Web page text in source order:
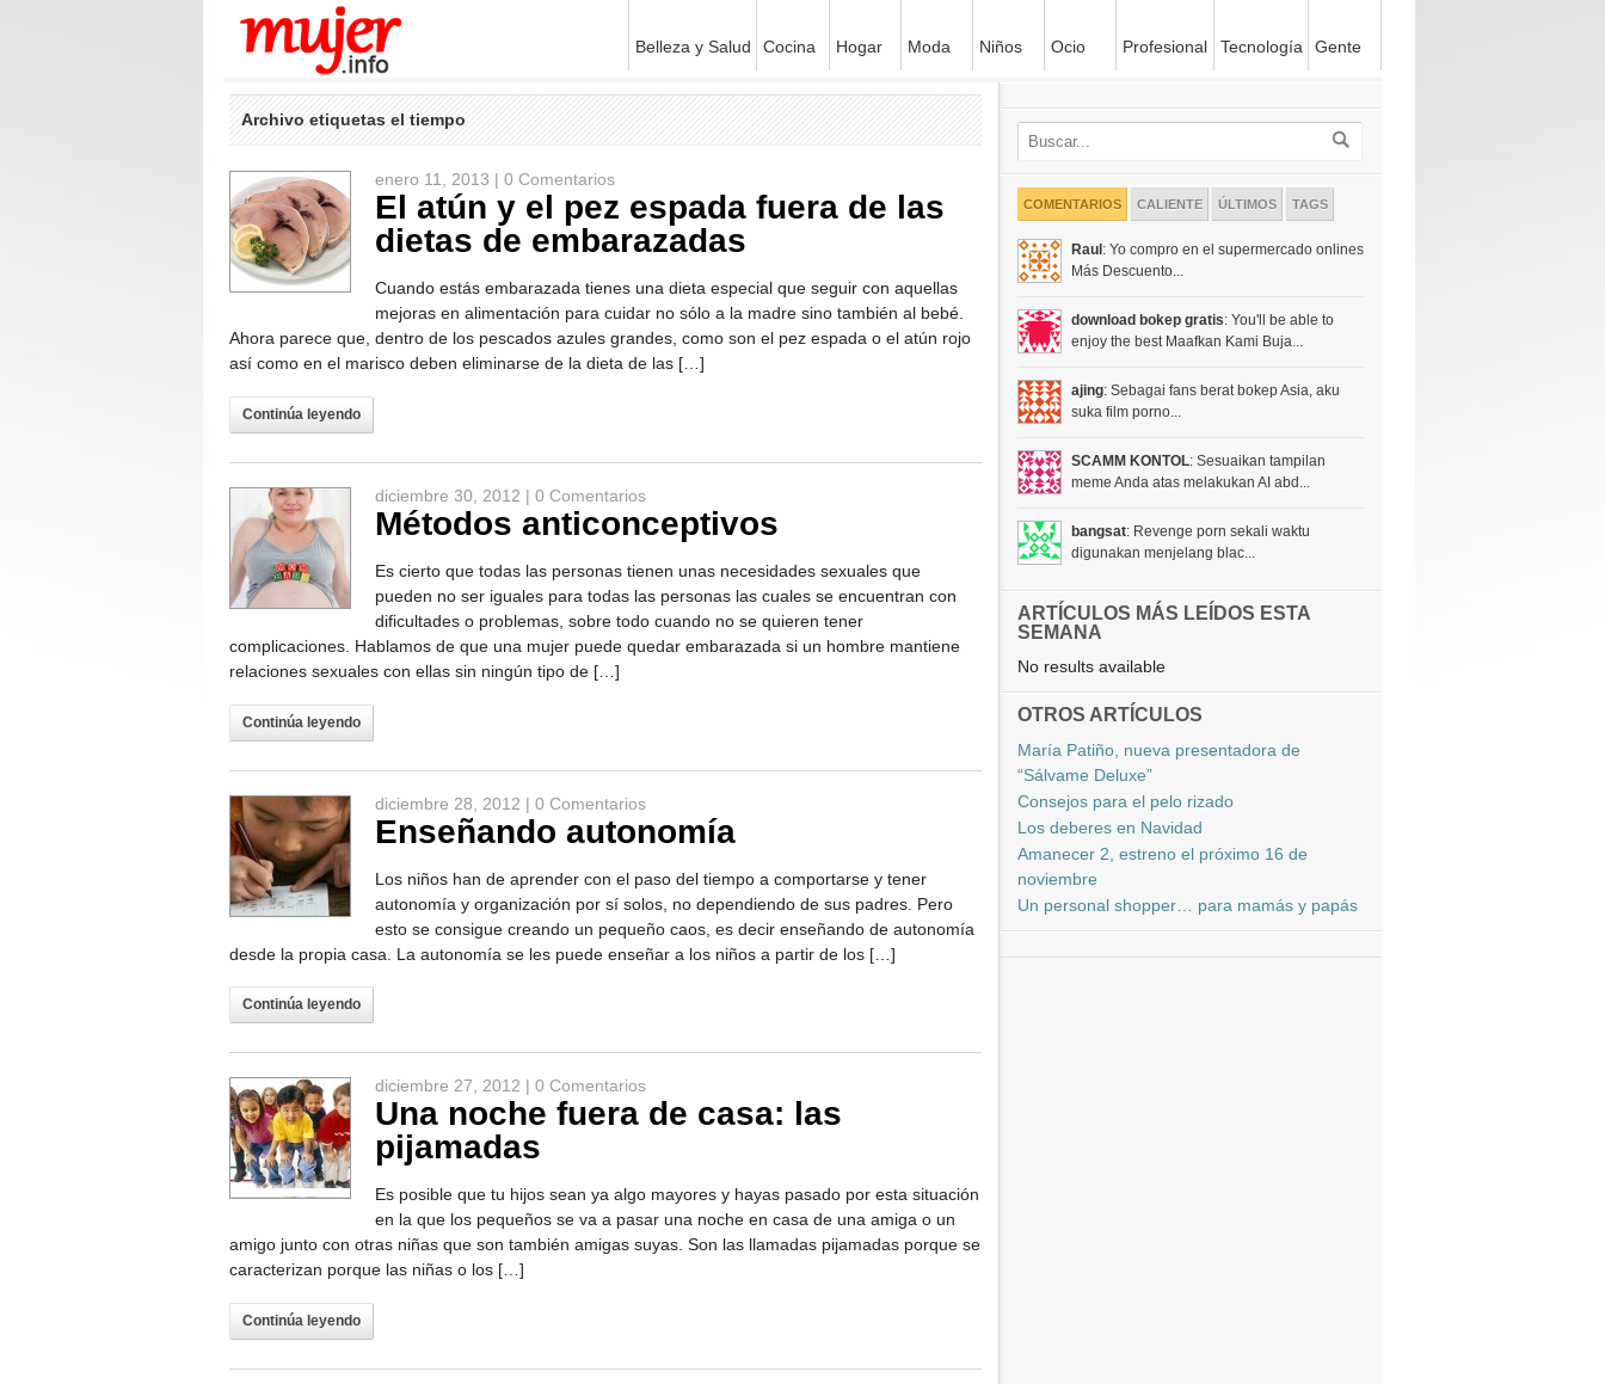
Belleza y Salud Cocina Hogar Moda Niños Ocio Profesional Tecnología Gente
Archivo etiquetas el tiempo
enero 11, 2013 | 0 Comentarios
El atún y el pez espada fuera de las
dietas de embarazadas
Cuando estás embarazada tienes una dieta especial que seguir con aquellas
mejoras en alimentación para cuidar no sólo a la madre sino también al bebé.
Ahora parece que, dentro de los pescados azules grandes, como son el pez espada o el atún rojo
así como en el marisco deben eliminarse de la dieta de las […]
Continúa leyendo
diciembre 30, 2012 | 0 Comentarios
Métodos anticonceptivos
Es cierto que todas las personas tienen unas necesidades sexuales que
pueden no ser iguales para todas las personas las cuales se encuentran con
dificultades o problemas, sobre todo cuando no se quieren tener
complicaciones. Hablamos de que una mujer puede quedar embarazada si un hombre mantiene
relaciones sexuales con ellas sin ningún tipo de […]
Continúa leyendo
diciembre 28, 2012 | 0 Comentarios
Enseñando autonomía
Los niños han de aprender con el paso del tiempo a comportarse y tener
autonomía y organización por sí solos, no dependiendo de sus padres. Pero
esto se consigue creando un pequeño caos, es decir enseñando de autonomía
desde la propia casa. La autonomía se les puede enseñar a los niños a partir de los […]
Continúa leyendo
diciembre 27, 2012 | 0 Comentarios
Una noche fuera de casa: las
pijamadas
Es posible que tu hijos sean ya algo mayores y hayas pasado por esta situación
en la que los pequeños se va a pasar una noche en casa de una amiga o un
amigo junto con otras niñas que son también amigas suyas. Son las llamadas pijamadas porque se
caracterizan porque las niñas o los […]
Continúa leyendo
COMENTARIOS CALIENTE ÚLTIMOS TAGS
Raul : Yo compro en el supermercado onlines
Más Descuento...
download bokep gratis: You'll be able to
enjoy the best Maafkan Kami Buja...
ajing: Sebagai fans berat bokep Asia, aku
suka film porno...
SCAMM KONTOL: Sesuaikan tampilan
meme Anda atas melakukan AI abd...
bangsat: Revenge porn sekali waktu
digunakan menjelang blac...
ARTÍCULOS MÁS LEÍDOS ESTA
SEMANA
No results available
OTROS ARTÍCULOS
María Patiño, nueva presentadora de
“Sálvame Deluxe”
Consejos para el pelo rizado
Los deberes en Navidad
Amanecer 2, estreno el próximo 16 de
noviembre
Un personal shopper… para mamás y papás